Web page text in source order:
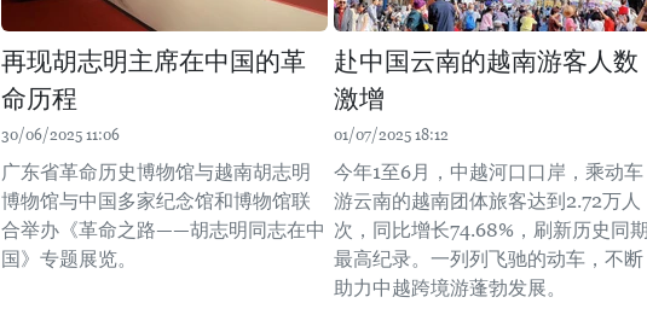
再现胡志明主席在中国的革
命历程
30/06/2025 11:06
广东省革命历史博物馆与越南胡志明
博物馆与中国多家纪念馆和博物馆联
合举办《革命之路——胡志明同志在中
国》专题展览。
赴中国云南的越南游客人数
激增
01/07/2025 18:12
今年1至6月，中越河口口岸，乘动车
游云南的越南团体旅客达到2.72万人
次，同比增长74.68%，刷新历史同
最高纪录。一列列飞驰的动车，不断
助力中越跨境游蓬勃发展。